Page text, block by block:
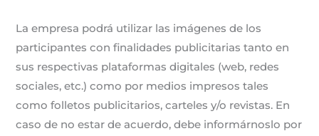
La empresa podrá utilizar las imágenes de los
participantes con finalidades publicitarias tanto en
sus respectivas plataformas digitales (web, redes
sociales, etc.) como por medios impresos tales
como folletos publicitarios, carteles y/o revistas. En
caso de no estar de acuerdo, debe informárnoslo por